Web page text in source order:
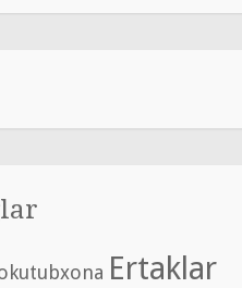
Ertaklar